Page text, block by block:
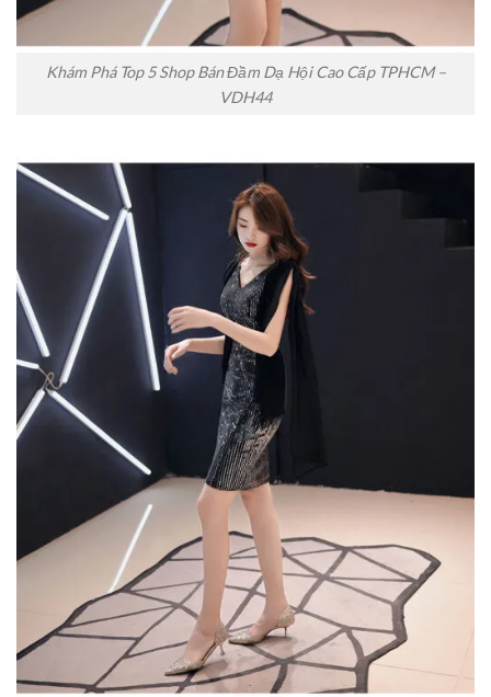
Khám Phá Top 5 Shop Bán Đầm Dạ Hội Cao Cấp TPHCM –
VDH44